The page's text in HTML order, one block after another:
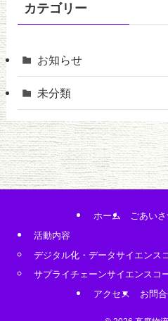
カテゴリー
お知らせ
未分類
ホーム ごあいさ
活動内容
デジタル化・データサイエンス
サプライチェーンサイエンスコ
アクセス お問